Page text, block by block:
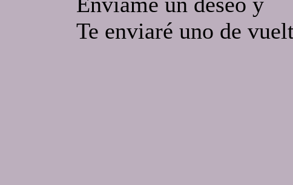
Te enviaré uno de